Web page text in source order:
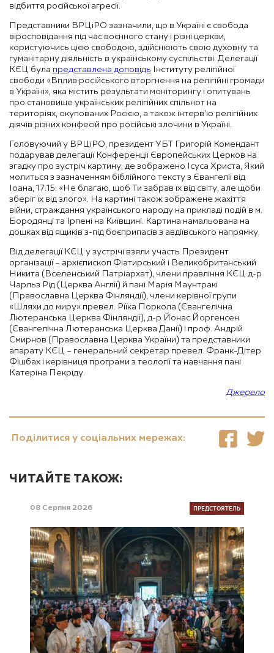
відбиття російської агресії.
Представники ВРЦіРО зазначили, що в Україні є свобода
віросповідання під час воєнного стану і різні церкви,
користуючись цією свободою, здійснюють свою духовну та
гуманітарну діяльність в українському суспільстві. Делегації
КЄЦ була представлена доповідь Інституту релігійної
свободи «Вплив російського вторгнення на релігійні громади
в Україні», яка містить результати моніторингу і опитувань
про становище українських релігійних спільнот на
територіях, окупованих Росією, а також інтерв’ю релігійних
діячів різних конфесій про російські злочини в Україні.
Головуючий у ВРЦіРО, президент УБТ Григорій Комендант
подарував делегації Конференції Європейських Церков на
згадку про зустріч картину, де зображено Ісуса Христа, Який
молиться з зазначенням біблійного тексту з Євангелії від
Іоана, 17:15: «Не благаю, щоб Ти забрав їх від світу, але щоби
зберіг їх від злого». На картині також зображене жахіття
війни, страждання українського народу на прикладі подій в м.
Бородянці та Ірпені на Київщині. Картина намальована на
дошках від ящиків з-під боєприпасів з авдіївського напрямку.
Від делегації КЄЦ у зустрічі взяли участь Президент
організації – архієпископ Фіатирський і Великобританський
Никита (Вселенський Патріархат), члени правління КЄЦ д-р
Чарльз Рід (Церква Англії) й пані Марія Маунтракі
(Православна Церква Фінляндії), члени керівної групи
«Шляхи до миру» превел. Ріїка Поркола (Євангелічна
Лютеранська Церква Фінляндії), д-р Йонас Йоргенсен
(Євангелічна Лютеранська Церква Данії) і проф. Андрій
Смирнов (Православна Церква України) та представники
апарату КЄЦ – генеральний секретар превел. Франк-Дітер
Фішбах і керівниця програми з теології та навчання пані
Катеріна Пекріду.
Джерело
Поділитися у соціальних мережах:
ЧИТАЙТЕ ТАКОЖ:
08 Серпня 2026 ПРЕДСТОЯТЕЛЬ